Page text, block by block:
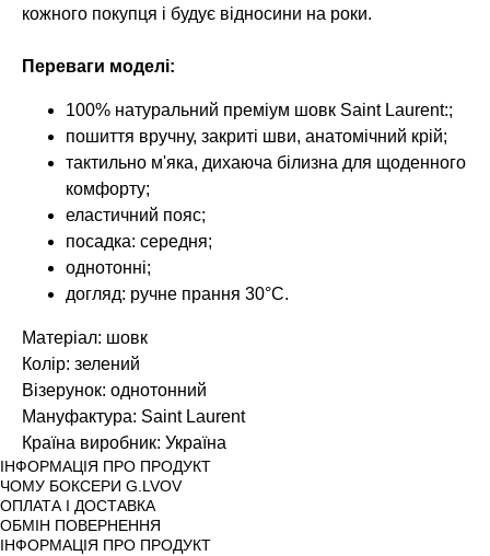
кожного покупця і будує відносини на роки.
Переваги моделі:
100% натуральний преміум шовк Saint Laurent:;
пошиття вручну, закриті шви, анатомічний крій;
тактильно м'яка, дихаюча білизна для щоденного
комфорту;
еластичний пояс;
посадка: середня;
однотонні;
догляд: ручне прання 30°C.
Матеріал: шовк
Колір: зелений
Візерунок: однотонний
Мануфактура: Saint Laurent
Країна виробник: Україна
ІНФОРМАЦІЯ ПРО ПРОДУКТ
ЧОМУ БОКСЕРИ G.LVOV
ОПЛАТА І ДОСТАВКА
ОБМІН ПОВЕРНЕННЯ
ІНФОРМАЦІЯ ПРО ПРОДУКТ